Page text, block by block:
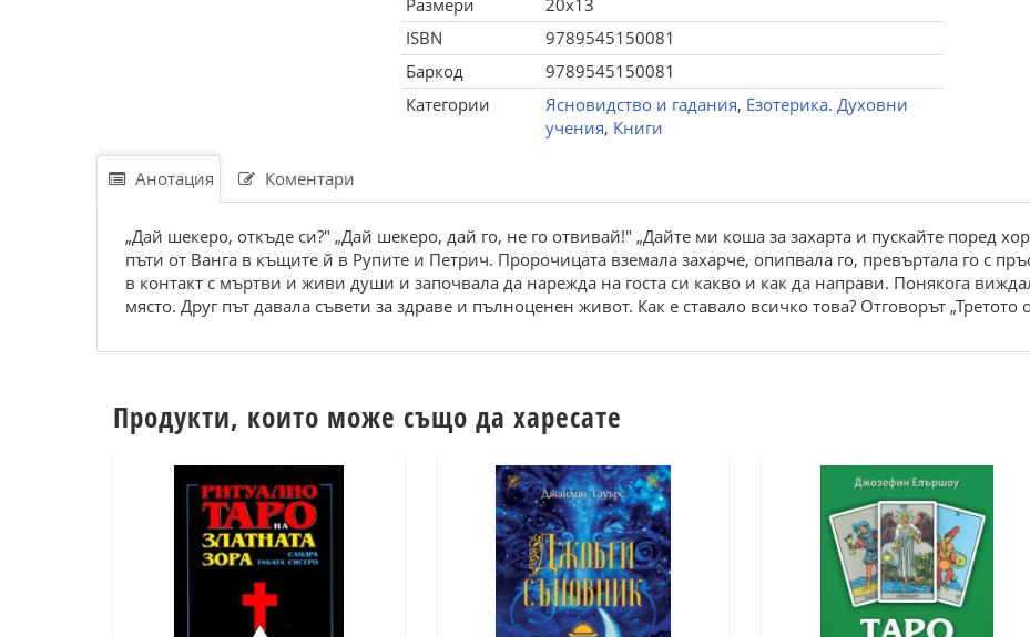
Размери
20x13
ISBN
9789545150081
Баркод
9789545150081
Категории
Ясновидство и гадания, Езотерика. Духовни
учения, Книги
Анотация Коментари
„Дай шекеро, откъде си?" „Дай шекеро, дай го, не го отвивай!" „Дайте ми коша за захарта и пускайте поред
пъти от Ванга в къщите й в Рупите и Петрич. Пророчицата вземала захарче, опипвала го, превъртала го с
в контакт с мъртви и живи души и започвала да нарежда на госта си какво и как да направи. Понякога
място. Друг път давала съвети за здраве и пълноценен живот. Как е ставало всичко това? Отговорът „Третото
Продукти, които може също да харесате